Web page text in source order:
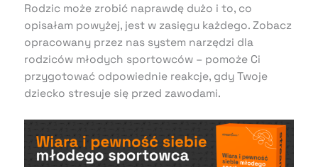
Rodzic może zrobić naprawdę dużo i to, co
opisałam powyżej, jest w zasięgu każdego. Zobacz
opracowany przez nas system narzędzi dla
rodziców młodych sportowców – pomoże Ci
przygotować odpowiednie reakcje, gdy Twoje
dziecko stresuje się przed zawodami.